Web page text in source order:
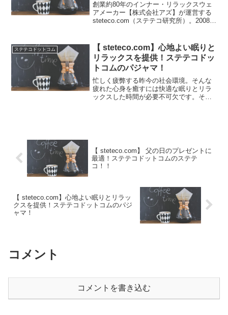
創業約80年のインナー・リラックスウェ
アメーカー【株式会社アズ】が運営する
steteco.com（ステテコ研究所）。2008年
タイルを提供の理念を基に、 日本の伝統
と快...
ステテコドットコム
【 steteco.com】心地よい眠りと
リラックスを提供！ステテコドッ
トコムのパジャマ！
忙しく疲弊する昨今の社会環境。そんな
疲れた心身を癒すには快適な眠りとリラ
ックスした時間が必要不可欠です。そこ
【 steteco.com】 父の日のプレゼントに
最適！ステテコドットコムのステテ
コ！！
【 steteco.com】心地よい眠りとリラッ
クスを提供！ステテコドットコムのパジ
ャマ！
コメント
コメントを書き込む